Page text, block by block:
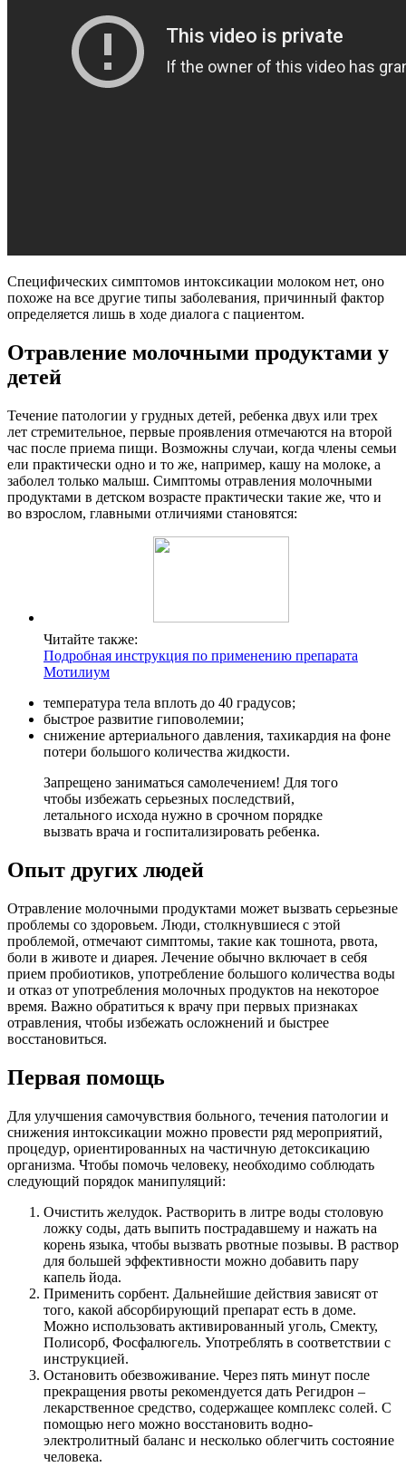
Специфических симптомов интоксикации молоком нет, оно
похоже на все другие типы заболевания, причинный фактор
определяется лишь в ходе диалога с пациентом.
Отравление молочными продуктами у
детей
Течение патологии у грудных детей, ребенка двух или трех
лет стремительное, первые проявления отмечаются на второй
час после приема пищи. Возможны случаи, когда члены семьи
ели практически одно и то же, например, кашу на молоке, а
заболел только малыш. Симптомы отравления молочными
продуктами в детском возрасте практически такие же, что и
во взрослом, главными отличиями становятся:
Читайте также:
Подробная инструкция по применению препарата
Мотилиум
температура тела вплоть до 40 градусов;
быстрое развитие гиповолемии;
снижение артериального давления, тахикардия на фоне
потери большого количества жидкости.
Запрещено заниматься самолечением! Для того
чтобы избежать серьезных последствий,
летального исхода нужно в срочном порядке
вызвать врача и госпитализировать ребенка.
Опыт других людей
Отравление молочными продуктами может вызвать серьезные
проблемы со здоровьем. Люди, столкнувшиеся с этой
проблемой, отмечают симптомы, такие как тошнота, рвота,
боли в животе и диарея. Лечение обычно включает в себя
прием пробиотиков, употребление большого количества воды
и отказ от употребления молочных продуктов на некоторое
время. Важно обратиться к врачу при первых признаках
отравления, чтобы избежать осложнений и быстрее
восстановиться.
Первая помощь
Для улучшения самочувствия больного, течения патологии и
снижения интоксикации можно провести ряд мероприятий,
процедур, ориентированных на частичную детоксикацию
организма. Чтобы помочь человеку, необходимо соблюдать
следующий порядок манипуляций:
Очистить желудок. Растворить в литре воды столовую
ложку соды, дать выпить пострадавшему и нажать на
корень языка, чтобы вызвать рвотные позывы. В раствор
для большей эффективности можно добавить пару
капель йода.
Применить сорбент. Дальнейшие действия зависят от
того, какой абсорбирующий препарат есть в доме.
Можно использовать активированный уголь, Смекту,
Полисорб, Фосфалюгель. Употреблять в соответствии с
инструкцией.
Остановить обезвоживание. Через пять минут после
прекращения рвоты рекомендуется дать Регидрон –
лекарственное средство, содержащее комплекс солей. С
помощью него можно восстановить водно-
электролитный баланс и несколько облегчить состояние
человека.